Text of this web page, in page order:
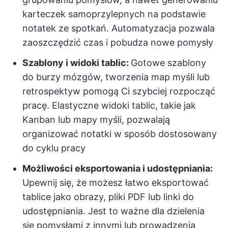
karteczek samoprzylepnych na podstawie
notatek ze spotkań. Automatyzacja pozwala
zaoszczędzić czas i pobudza nowe pomysły
Szablony i widoki tablic: Gotowe szablony
do burzy mózgów, tworzenia map myśli lub
retrospektyw pomogą Ci szybciej rozpocząć
pracę. Elastyczne widoki tablic, takie jak
Kanban lub mapy myśli, pozwalają
organizować notatki w sposób dostosowany
do cyklu pracy
Możliwości eksportowania i udostępniania:
Upewnij się, że możesz łatwo eksportować
tablice jako obrazy, pliki PDF lub linki do
udostępniania. Jest to ważne dla dzielenia
się pomysłami z innymi lub prowadzenia